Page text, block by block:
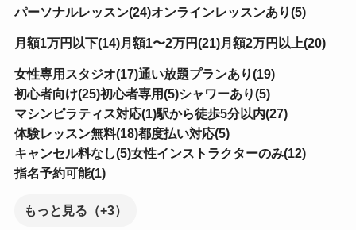
パーソナルレッスン(24)オンラインレッスンあり(5)
月額1万円以下(14)月額1〜2万円(21)月額2万円以上(20)
女性専用スタジオ(17)通い放題プランあり(19)
初心者向け(25)初心者専用(5)シャワーあり(5)
マシンピラティス対応(1)駅から徒歩5分以内(27)
体験レッスン無料(18)都度払い対応(5)
キャンセル料なし(5)女性インストラクターのみ(12)
指名予約可能(1)
もっと見る（+3）